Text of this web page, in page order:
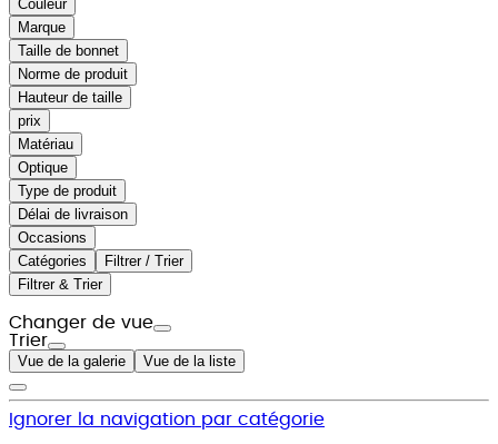
Couleur
Marque
Taille de bonnet
Norme de produit
Hauteur de taille
prix
Matériau
Optique
Type de produit
Délai de livraison
Occasions
Catégories
Filtrer / Trier
Filtrer & Trier
Changer de vue
Trier
Vue de la galerie Vue de la liste
Ignorer la navigation par catégorie